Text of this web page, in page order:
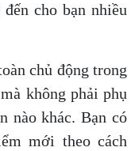
cho bạn nhiều
chủ động trong
không phải phụ
nào khác. Bạn có
mới theo cách